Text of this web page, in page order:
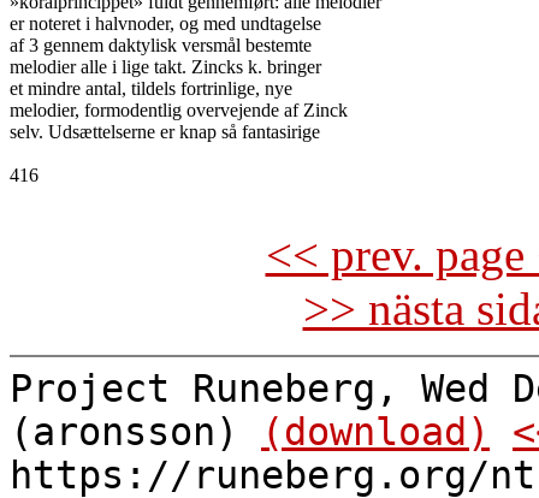
er noteret i halvnoder, og med undtagelse
af 3 gennem daktylisk versmål bestemte
melodier alle i lige takt. Zincks k. bringer
et mindre antal, tildels fortrinlige, nye
melodier, formodentlig overvejende af Zinck
selv. Udsættelserne er knap så fantasirige
416
<< prev.
>> nästa
Project Runeberg, Wed
(aronsson)
(download)
https://runeberg.org/